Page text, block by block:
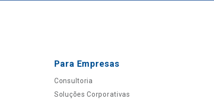
Para Empresas
Consultoria
Soluções Corporativas